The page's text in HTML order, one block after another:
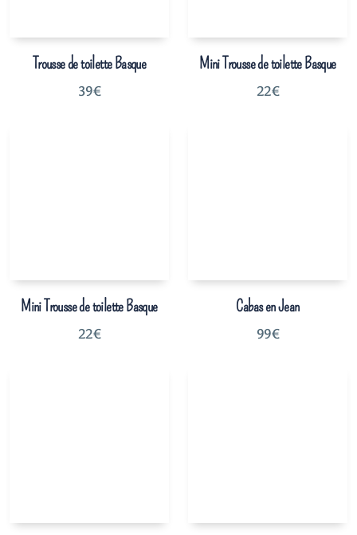
Trousse de toilette Basque
39€
Mini Trousse de toilette Basque
22€
Mini Trousse de toilette Basque
22€
Cabas en Jean
99€